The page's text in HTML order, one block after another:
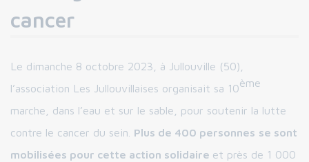
cancer
Le dimanche 8 octobre 2023, à Jullouville (50),
l’association Les Jullouvillaises organisait sa 10ème
marche, dans l’eau et sur le sable, pour soutenir la lutte
contre le cancer du sein. Plus de 400 personnes se sont
mobilisées pour cette action solidaire et près de 1 000